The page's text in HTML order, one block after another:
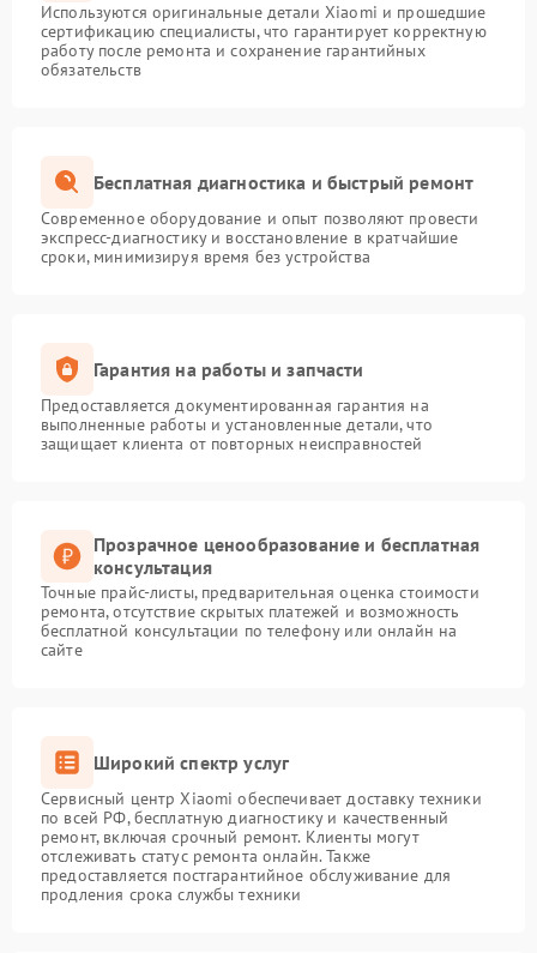
Используются оригинальные детали Xiaomi и прошедшие
сертификацию специалисты, что гарантирует корректную
работу после ремонта и сохранение гарантийных
обязательств
Бесплатная диагностика и быстрый ремонт
Современное оборудование и опыт позволяют провести
экспресс-диагностику и восстановление в кратчайшие
сроки, минимизируя время без устройства
Гарантия на работы и запчасти
Предоставляется документированная гарантия на
выполненные работы и установленные детали, что
защищает клиента от повторных неисправностей
Прозрачное ценообразование и бесплатная
консультация
Точные прайс-листы, предварительная оценка стоимости
ремонта, отсутствие скрытых платежей и возможность
бесплатной консультации по телефону или онлайн на
сайте
Широкий спектр услуг
Сервисный центр Xiaomi обеспечивает доставку техники
по всей РФ, бесплатную диагностику и качественный
ремонт, включая срочный ремонт. Клиенты могут
отслеживать статус ремонта онлайн. Также
предоставляется постгарантийное обслуживание для
продления срока службы техники